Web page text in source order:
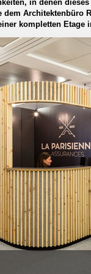
in denen
Architektenbüro
kompletten Etage